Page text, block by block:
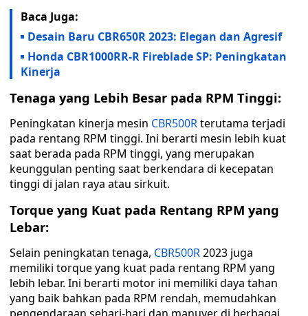
Baca Juga:
Desain Baru CBR650R 2023: Elegan dan Agresif
Honda CBR1000RR-R Fireblade SP: Peningkatan
Kinerja
Tenaga yang Lebih Besar pada RPM Tinggi:
Peningkatan kinerja mesin CBR500Rterutama terjadi
pada rentang RPM tinggi. Ini berarti mesin lebih kuat
saat berada pada RPM tinggi, yang merupakan
keunggulan penting saat berkendara di kecepatan
tinggi di jalan raya atau sirkuit.
Torque yang Kuat pada Rentang RPM yang
Lebar:
Selain peningkatan tenaga, CBR500R2023 juga
memiliki torque yang kuat pada rentang RPM yang
lebih lebar. Ini berarti motor ini memiliki daya tahan
yang baik bahkan pada RPM rendah, memudahkan